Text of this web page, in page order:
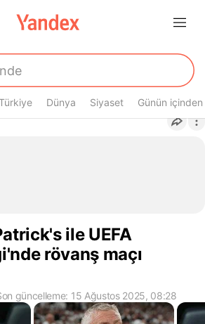
Dünya Siyaset Günün içinden
ile UEFA
rövanş maçı
güncelleme: 15 Ağustos 2025, 08:28